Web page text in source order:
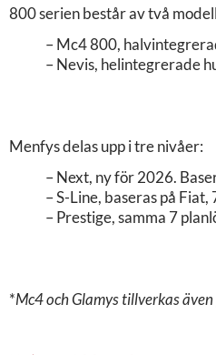
800 serien består av två
– Mc4 800,
– Nevis, helintegrerade
Menfys delas upp i tre nivåer:
– Next, ny för 2026.
– S-Line, baseras på Fiat,
– Prestige, samma 7
*Mc4 och Glamys tillverkas